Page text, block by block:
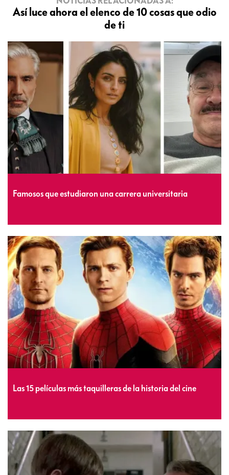
Así luce ahora el elenco de 10 cosas que odio
de ti
Famosos que estudiaron una carrera universitaria
Las 15 películas más taquilleras de la historia del cine